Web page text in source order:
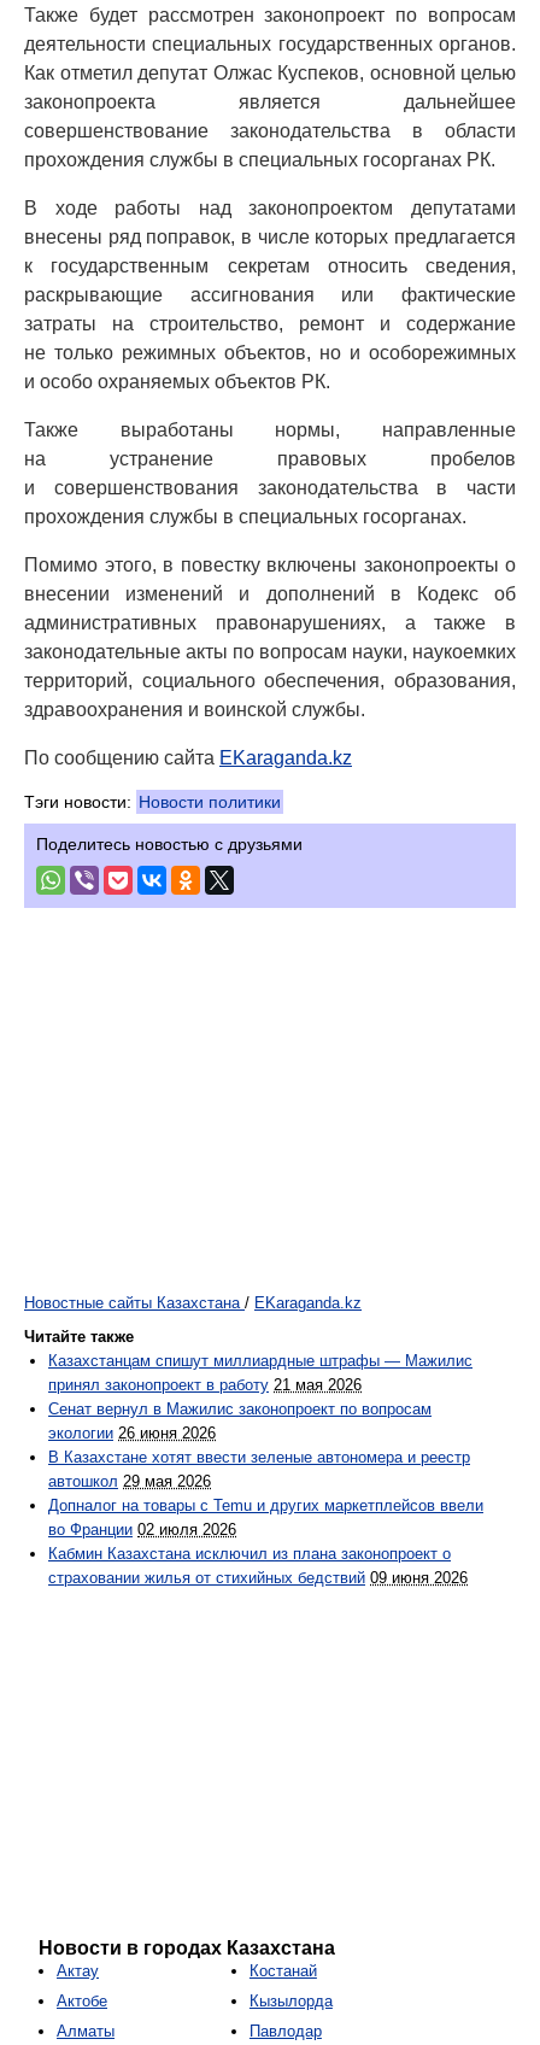
Также будет рассмотрен законопроект по вопросам
деятельности специальных государственных органов.
Как отметил депутат Олжас Куспеков, основной целью
законопроекта является дальнейшее
совершенствование законодательства в области
прохождения службы в специальных госорганах РК.
В ходе работы над законопроектом депутатами
внесены ряд поправок, в числе которых предлагается
к государственным секретам относить сведения,
раскрывающие ассигнования или фактические
затраты на строительство, ремонт и содержание
не только режимных объектов, но и особорежимных
и особо охраняемых объектов РК.
Также выработаны нормы, направленные
на устранение правовых пробелов
и совершенствования законодательства в части
прохождения службы в специальных госорганах.
Помимо этого, в повестку включены законопроекты о
внесении изменений и дополнений в Кодекс об
административных правонарушениях, а также в
законодательные акты по вопросам науки, наукоемких
территорий, социального обеспечения, образования,
здравоохранения и воинской службы.
По сообщению сайта EKaraganda.kz
Тэги новости: Новости политики
Поделитесь новостью с друзьями
Новостные сайты Казахстана / EKaraganda.kz
Читайте также
Казахстанцам спишут миллиардные штрафы — Мажилис
принял законопроект в работу 21 мая 2026
Сенат вернул в Мажилис законопроект по вопросам
экологии 26 июня 2026
В Казахстане хотят ввести зеленые автономера и реестр
автошкол 29 мая 2026
Допналог на товары с Temu и других маркетплейсов ввели
во Франции 02 июля 2026
Кабмин Казахстана исключил из плана законопроект о
страховании жилья от стихийных бедствий 09 июня 2026
Новости в городах Казахстана
Актау
Актобе
Алматы
Костанай
Кызылорда
Павлодар